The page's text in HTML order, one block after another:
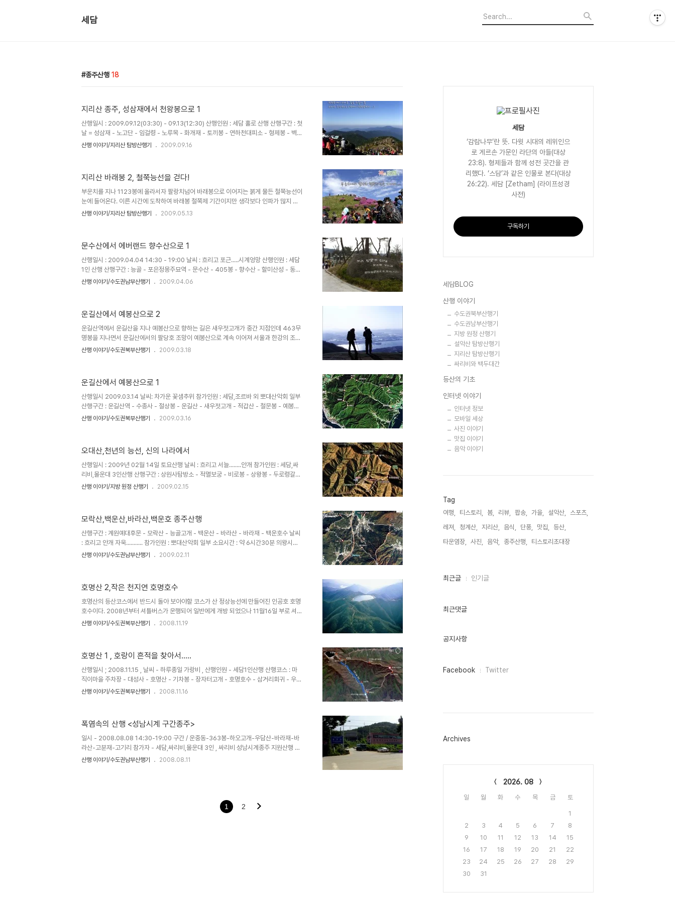
세담
종주산행 18
지리산 종주, 성삼재에서 천왕봉으로 1
산행일시 : 2009.09.12(03:30) - 09.13(12:30) 산행인원 : 세담 홀로 산행 산행구간 : 첫
날 = 성삼재 - 노고단 - 임걸령 - 노루목 - 화개재 - 토끼봉 - 연하천대피소 - 형제봉 - 벽소
령대피소 - 칠선봉 - 영신봉 - 세석대피소 (1박) 둘째날 = 촛대봉 - 연하봉 - 장터목대피소
주의 시작점인 성삼재에 새벽 03;30분 당도하자 지리의 초가을을 알리려는듯 부슬비가 내
리고 있다..
산행 이야기/지리산 탐방산행기 2009.09.16
지리산 바래봉 2, 철쭉능선을 걷다!
부운치를 지나 1123봉에 올라서자 팔랑치넘어 바래봉으로 이어지는 붉게 물든 철쭉능선이
눈에 들어온다. 이른 시간에 도착하여 바래봉 철쭉제 기간이지만 생각보다 인파가 많지 않
아 다행이다. 초원으로 이루어진 바래봉능선을 따라 철쭉길을 걷는다. 철쭉능선에 올라서자
객들도 점점 많아지고..... 이어지는 능선길마다 한편의 그림이 계속 연출되는듯~~~ 고사목
과도 어우러진 철쭉꽃 군락..... 짙은 분홍빛과 푸른 하늘 , 하아얀 구름들이 어우러져 ..
산행 이야기/지리산 탐방산행기 2009.05.13
문수산에서 에버랜드 향수산으로 1
산행일시 : 2009.04.04 14:30 - 19:00 날씨 : 흐리고 포근.....시계엉망 산행인원 : 세담
1인 산행 산행구간 : 능골 - 포은정몽주묘역 - 문수산 - 405봉 - 향수산 - 할미산성 - 동백
지구 모처럼 1인 토요산행에 나섰다. 포은 정몽주선생의 묘역을 품고 있는 문수산과 에버랜
는데 어두워지기 전에 하산 하려면 산길을 서둘러야 할것 같다. 포은 정몽주 선생의 묘역 앞
에 도착한다. 수년전 이곳에 방문 했을 때 보다 깔끔하게 정비되어 ..
산행 이야기/수도권남부산행기 2009.04.06
운길산에서 예봉산으로 2
운길산역에서 운길산을 지나 예봉산으로 향하는 길은 새우젓고개가 중간 지점인데 463무
명봉을 지나면서 운길산에서의 팔당호 조망이 예봉산으로 계속 이어져 서울과 한강의 조망,
팔당호 두물머리의 조망이 가능해 능선길을 걷는 즐거움이 배가 되는 곳이다. 새우젓고개에
길로 올라서면 463봉을 거치지 않고 이곳에서 합류한다. 물론 종주거리를 단축 시킬수..
산행 이야기/수도권북부산행기 2009.03.18
운길산에서 예봉산으로 1
산행일시 2009.03.14 날씨: 차가운 꽃샘추위 참가인원 : 세담,조르바 외 뽀대산악회 일부
산행구간 : 운길산역 - 수종사 - 절상봉 - 운길산 - 새우젓고개 - 적갑산 - 철문봉 - 예봉산
- 팔당역 - 수도권 근교 산들인 북한산,청계산,관악산등이 주말이면 등산객들로 넘쳐 포화
친 능선길을 종주해 보기로 한다. 한가하던 이곳 운길산 아래 개통된 운길산 역은 그야말로
등산객들로 만원이다. 대부분 운길산이나 수종사로 향하는..
산행 이야기/수도권북부산행기 2009.03.16
오대산,천년의 능선, 신의 나라에서
산행일시 : 2009년 02월 14일 토요산행 날씨 : 흐리고 서늘........안개 참가인원 : 세담,싸
리비,몰운대 3인산행 산행구간 : 상원사탐방소 - 적멸보궁 - 비로봉 - 상왕봉 - 두로령갈림
길 - 북대사 임도 합류점 - 임도 - 상원사주차장 겨울의 끝자락 ~ 이번 겨울의 등산을 마무
2KM구간의 가파른 오름이 계속 이어지고 겨울 날씨치고 포근한 편이라 제법 많은 양의 땀
을 쏟은 후에야 비로봉 ..
산행 이야기/지방 원정 산행기 2009.02.15
모락산,백운산,바라산,백운호 종주산행
산행구간 : 계원예대후문 - 모락산 - 능골고개 - 백운산 - 바라산 - 바라재 - 백운호수 날씨
: 흐리고 안개 자욱........... 참가인원 : 뽀대산악회 일부 소요시간 : 약 6시간30분 의왕시의
진산이며 자그마한 산 이지만 조망과 아기자기한 암릉 길 만큼은 어느 산 에도 뒤지지 않는
계단길로 15분 정도면 능선에 당도 하게된다. 평탄한 능선 길을 오르다 보면 기다랗고 가파
른 계단을 만나는..
산행 이야기/수도권남부산행기 2009.02.11
호명산 2,작은 천지연 호명호수
호명산의 등산코스에서 반드시 돌아 보아야할 코스가 산 정상능선에 만들어진 인공호 호명
호수이다. 2008년부터 셔틀버스가 운행되어 일반에게 개방 되었으나 11월16일 부로 셔틀
버스 운행이 중지되었다. 하지만 동절기에도 산 아래 주차장에서의 출입은 가능한것 같다.
다. 15만㎡ 넓이에 저수용량은 267만7000t. 산 봉우리에 있는 데다 수려한 주변 산세와
어울려 작은 백두산 천지라는 찬사를 받고 있다. 호수 옆 팔각정 전망대에서 내려다 보는 북
한강..
산행 이야기/수도권북부산행기 2008.11.19
호명산 1 , 호랑이 흔적을 찾아서.....
산행일시 ; 2008.11.15 , 날씨 - 하루종일 가랑비 , 산행인원 - 세담1인산행 산행코스 : 마
직이마을 주차장 - 대성사 - 호명산 - 기차봉 - 장자터고개 - 호명호수 - 삼거리회귀 - 우무
내골 계곡길 - 감로사 - 주차장 호명산(虎鳴山)은 이름 그대로 산림이 울창하고 인적이 드
존된 숲들과 호젓한 등산로 그리고 능선에서 펼쳐진 청평호의 아름다운 경치가 있고 마지막
으로 해발 535m에 축조된 호명호수의 풍경이다. 오늘은 아쉽게도 비가 종..
산행 이야기/수도권북부산행기 2008.11.16
폭염속의 산행 <성남시계 구간종주>
일시 - 2008.08.08 14:30-19:00 구간 / 운중동-363봉-하오고개-우담산-바라재-바
라산-고분재-고기리 참가자 - 세담,싸리비,몰운대 3인 , 싸리비 성남시계종주 지원산행 폭
염예보가 연일 계속되는 가운데 싸리비님으로 부터 바라산 구간 산행지원요청..... 34도가
정이 앞선다. 다행이도 울창한 숲 덕에 그늘이져 산길이 제법 시원하다. 몇기의 ..
산행 이야기/수도권남부산행기 2008.08.11
1 2
세담
‘감람나무’란 뜻. 다윗 시대의 레위인으
로 게르손 가문인 라단의 아들(대상
23:8). 형제들과 함께 성전 곳간을 관
리했다. ‘스담’과 같은 인물로 본다(대상
26:22). 세담 [Zetham] (라이프성경
사전)
구독하기
세담BLOG
산행 이야기
수도권북부산행기
수도권남부산행기
지방 원정 산행기
설악산 탐방산행기
지리산 탐방산행기
싸리비와 백두대간
등산의 기초
인터넷 이야기
인터넷 정보
모바일 세상
사진 이야기
맛집 이야기
음악 이야기
Tag
여행, 티스토리, 봄, 리뷰, 팝송, 가을, 설악산,
스포츠,
레져,
청계산, 지리산, 음식, 단풍, 맛집,
등산,
타운염장,
사진, 음악, 종주산행, 티스토리초대장,
최
인
최근글 인기글
최근댓글
공지사항
페
그
Facebook Twitter
Archives
2026. 08
일 월 화 수 목 금 토
1
2
3 4 5 6 7
8
9
10 11 12 13 14
15
16
17 18 19 20 21
22
23
24 25 26 27 28
29
30
31